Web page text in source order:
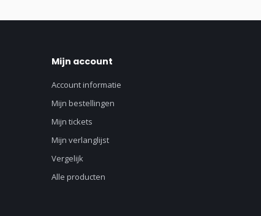
Mijn account
Account informatie
Mijn bestellingen
Mijn tickets
Mijn verlanglijst
Vergelijk
Alle producten